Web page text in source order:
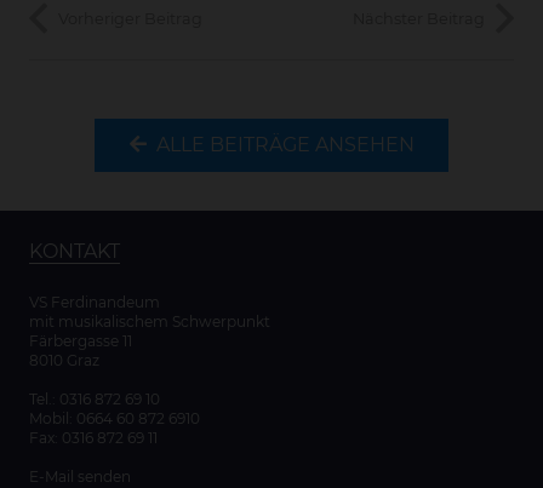
ALLE BEITRÄGE ANSEHEN
KONTAKT
VS Ferdinandeum
mit musikalischem Schwerpunkt
Färbergasse 11
8010 Graz
Tel.: 0316 872 69 10
Mobil: 0664 60 872 6910
Fax: 0316 872 69 11
E-Mail senden